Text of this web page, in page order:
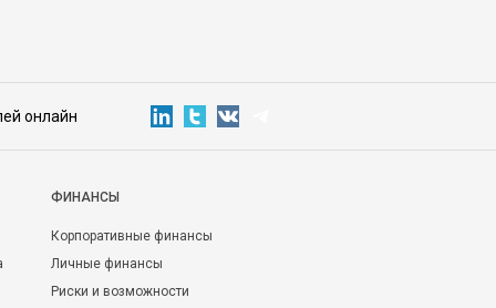
онлайн
ФИНАНСЫ
Корпоративные финансы
Личные финансы
Риски и возможности